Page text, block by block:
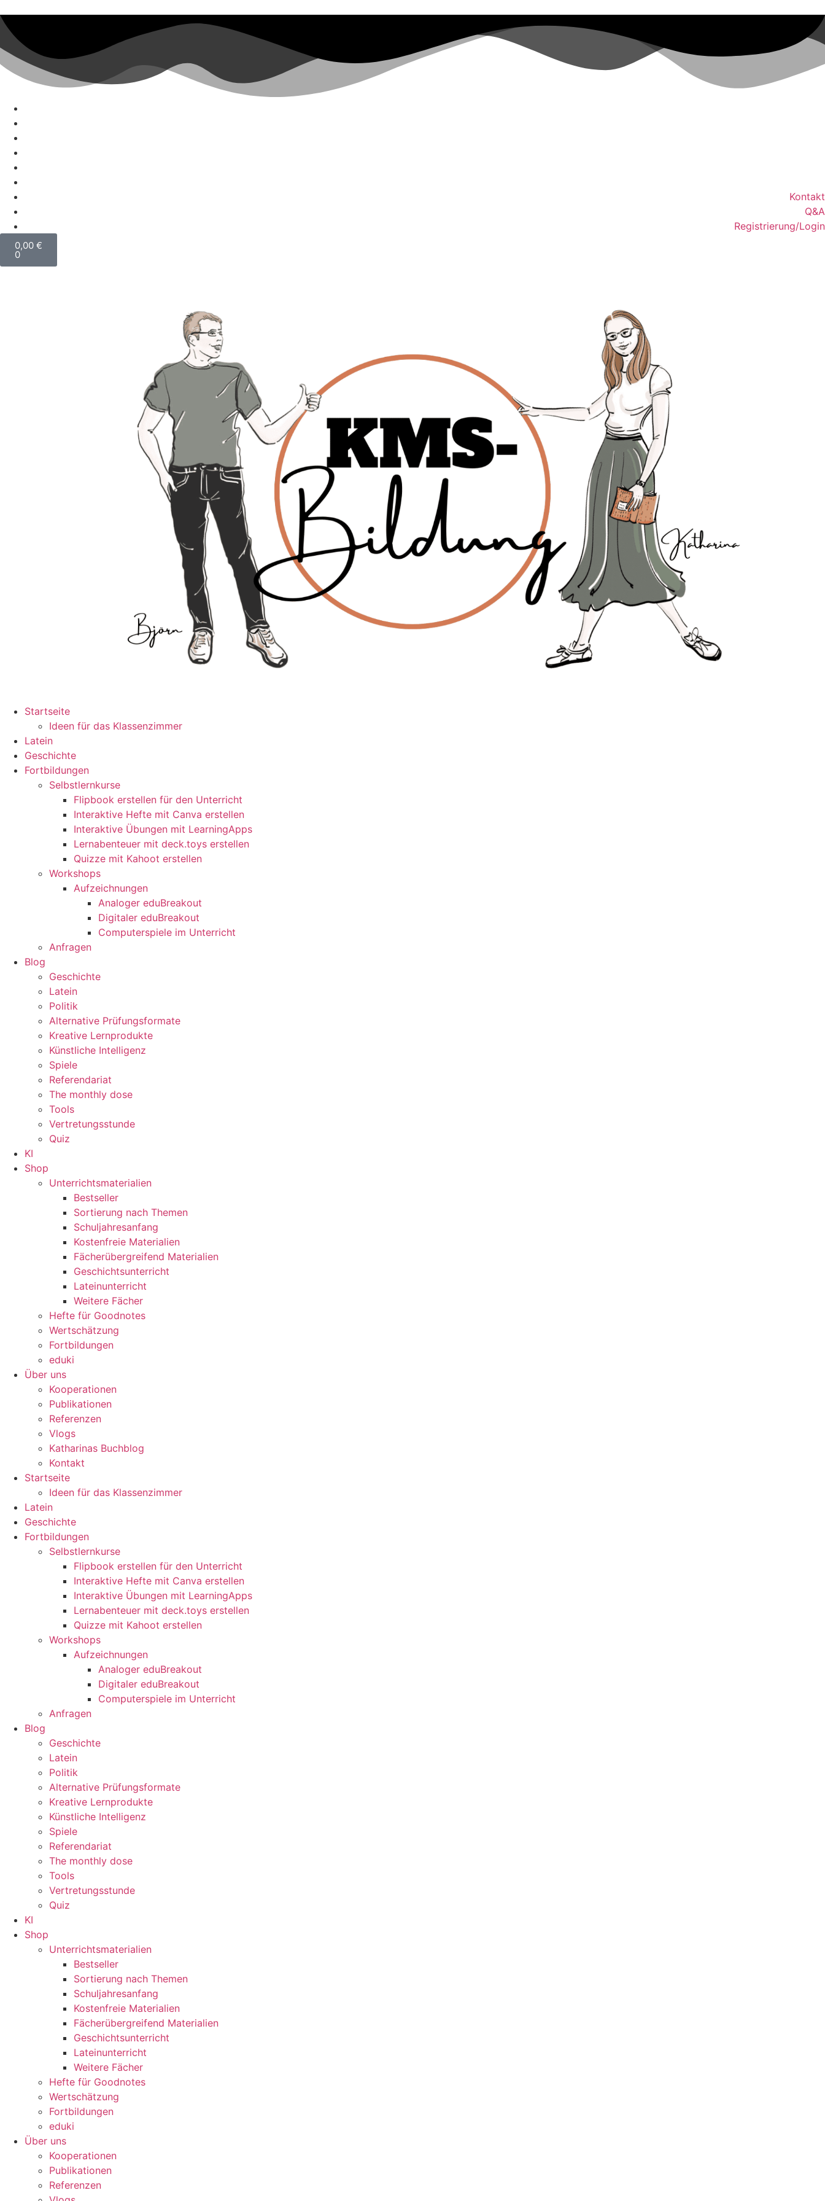
Kontakt
Q&A
Registrierung/Login
0,00 €
0
Startseite
Ideen für das Klassenzimmer
Latein
Geschichte
Fortbildungen
Selbstlernkurse
Flipbook erstellen für den Unterricht
Interaktive Hefte mit Canva erstellen
Interaktive Übungen mit LearningApps
Lernabenteuer mit deck.toys erstellen
Quizze mit Kahoot erstellen
Workshops
Aufzeichnungen
Analoger eduBreakout
Digitaler eduBreakout
Computerspiele im Unterricht
Anfragen
Blog
Geschichte
Latein
Politik
Alternative Prüfungsformate
Kreative Lernprodukte
Künstliche Intelligenz
Spiele
Referendariat
The monthly dose
Tools
Vertretungsstunde
Quiz
KI
Shop
Unterrichtsmaterialien
Bestseller
Sortierung nach Themen
Schuljahresanfang
Kostenfreie Materialien
Fächerübergreifend Materialien
Geschichtsunterricht
Lateinunterricht
Weitere Fächer
Hefte für Goodnotes
Wertschätzung
Fortbildungen
eduki
Über uns
Kooperationen
Publikationen
Referenzen
Vlogs
Katharinas Buchblog
Kontakt
Startseite
Ideen für das Klassenzimmer
Latein
Geschichte
Fortbildungen
Selbstlernkurse
Flipbook erstellen für den Unterricht
Interaktive Hefte mit Canva erstellen
Interaktive Übungen mit LearningApps
Lernabenteuer mit deck.toys erstellen
Quizze mit Kahoot erstellen
Workshops
Aufzeichnungen
Analoger eduBreakout
Digitaler eduBreakout
Computerspiele im Unterricht
Anfragen
Blog
Geschichte
Latein
Politik
Alternative Prüfungsformate
Kreative Lernprodukte
Künstliche Intelligenz
Spiele
Referendariat
The monthly dose
Tools
Vertretungsstunde
Quiz
KI
Shop
Unterrichtsmaterialien
Bestseller
Sortierung nach Themen
Schuljahresanfang
Kostenfreie Materialien
Fächerübergreifend Materialien
Geschichtsunterricht
Lateinunterricht
Weitere Fächer
Hefte für Goodnotes
Wertschätzung
Fortbildungen
eduki
Über uns
Kooperationen
Publikationen
Referenzen